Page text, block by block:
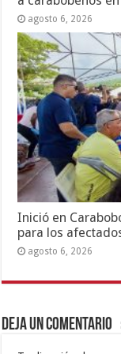
agosto 6, 2026
Inició en
para los
agosto 6, 2026
Deja un comentario